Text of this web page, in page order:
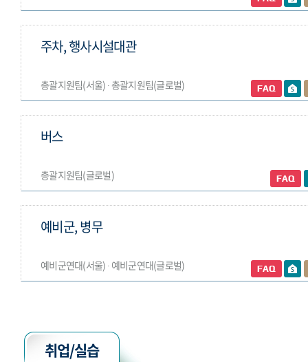
총괄지원팀(서울) ∙ 총괄지원팀(글로벌)
주차, 행사시설대관
총괄지원팀(글로벌)
버스
예비군연대(서울) ∙ 예비군연대(글로벌)
예비군, 병무
취업/실습